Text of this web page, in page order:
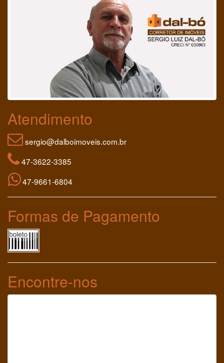
Atendimento
sergio@dalboimoveis.com.br
47-3622-3385
47-9661-6804
Formas de Pagamento
Encontre-nos